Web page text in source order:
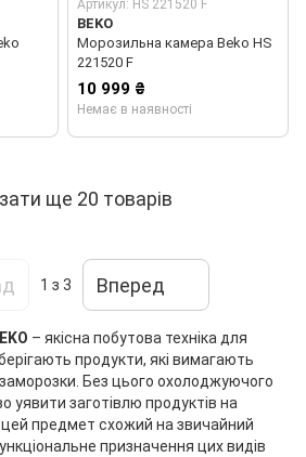
Артикул: HS 221520 F
BEKO
Морозильна камера Beko HS
221520 F
10 999 ₴
Немає в наявності
ще 20 товарів
1 з 3 Вперед
– якісна побутова техніка для
продукти, які вимагають
Без цього охолоджуючого
заготівлю продуктів на
цей предмет схожий на звичайний
призначення цих видів